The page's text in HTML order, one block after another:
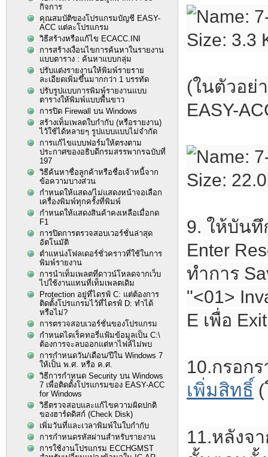
กิจการ
คุณสมบัติของโปรแกรมบัญชี EASY-
ACC แต่ละโปรแกรม
วิธีสร้างหรือแก้ไข ECACC.INI
การสร้างเงื่อนไขการค้นหาในรายงาน
แบบตาราง : ค้นหาแบบกลุ่ม
ปรับแต่งรายงานให้พิมพ์รายราย
ละเอียดเพิ่มขึ้นมากกว่า 1 บรรทัด
ปรับรูปแบบการพิมพ์รายงานแบบ
ตารางให้พิมพ์แบบพื้นขาว
การปิด Firewall บน Windows
สร้างเท็มเพลตใบกำกับ (หรือรายงาน)
ไว้ใช้ได้หลายๆ รูปแบบแบบไม่จำกัด
การแก้ไขแบบฟอร์มให้ตรงตาม
ประกาศของอธิบดีกรมสรรพากรฉบับที่
197
วิธีค้นหาชื่อลูกค้าหรือชื่อเจ้าหนี้จาก
ข้อความบางส่วน
กำหนดให้แสดง/ไม่แสดงหน้าจอเลือก
เครื่องพิมพ์ทุกครั้งที่พิมพ์
กำหนดให้แสดงสินค้าคงเหลือเมื่อกด
F1
การปิดการตรวจสอบเวอร์ชั่นล่าสุด
อัตโนมัติ
ตำแหน่งโฟลเดอร์ชั่วคราวที่ใช้ในการ
พิมพ์รายงาน
การนำเท็มเพลตที่ดาวน์โหลดจากเว็บ
ไปใช้งานแทนที่เท็มเพลตเดิม
Protection อยู่ที่ไดรฟ์ C: แต่ต้องการ
ติดตั้งโปรแกรมไว้ที่ไดรฟ์ D: ทำได้
หรือไม่?
การตรวจสอบเวอร์ชั่นของโปรแกรม
กำหนดไดเร็คทอรี่แฟ้มข้อมูลเป็น C:\
ต้องการจะลบออกแต่หาไฟล์ไม่พบ
การกำหนดวัน/เดือน/ปีใน Windows 7
ให้เป็น พ.ศ. หรือ ค.ศ.
วิธีการกำหนด Security บน Windows
7 เพื่อติดตั้งโปรแกรมของ EASY-ACC
for Windows
วิธีตรวจสอบและแก้ไขความผิดปกติ
ของฮาร์ดดิสก์ (Check Disk)
เพิ่มวันที่และเวลาพิมพ์ในใบกำกับ
การกำหนดรหัสผ่านสำหรับรายงาน
การใช้งานโปรแกรม ECCHGMST
(ในตัวอย่
EASY-
9. ให้บันทึ
Enter
ทำการ
"<01>
E เพื่อ Exit
10.กรอก
เพิ่มสิทธิ์
11.หลังจ